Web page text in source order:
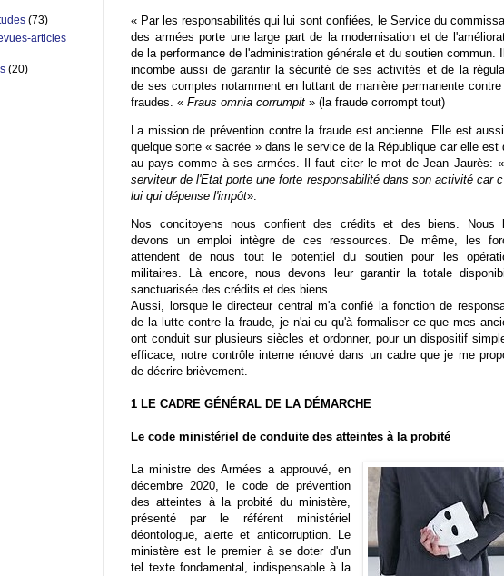
« Par les responsabilités qui lui sont confiées, le Service du
des armées porte une large part de la modernisation et de
de la performance de l'administration générale et du soutien commun.
incombe aussi de garantir la sécurité de ses activités et de la
de ses comptes notamment en luttant de manière permanente contre
fraudes. « Fraus omnia corrumpit » (la fraude corrompt tout)
La mission de prévention contre la fraude est ancienne. Elle est
quelque sorte « sacrée » dans le service de la République car elle est
au pays comme à ses armées. Il faut citer le mot de Jean Jaurès: «
serviteur de l'Etat porte une forte responsabilité dans son activité car
lui qui dépense l'impôt».
Nos concitoyens nous confient des crédits et des biens. Nous
devons un emploi intègre de ces ressources. De même, les
attendent de nous tout le potentiel du soutien pour les
militaires. Là encore, nous devons leur garantir la totale
sanctuarisée des crédits et des biens.
Aussi, lorsque le directeur central m'a confié la fonction de
de la lutte contre la fraude, je n'ai eu qu'à formaliser ce que mes
ont conduit sur plusieurs siècles et ordonner, pour un dispositif
efficace, notre contrôle interne rénové dans un cadre que je me
de décrire brièvement.
1 LE CADRE GÉNÉRAL DE LA DÉMARCHE
Le code ministériel de conduite des atteintes à la probité
La ministre des Armées a approuvé, en
décembre 2020, le code de prévention
des atteintes à la probité du ministère,
présenté par le référent ministériel
déontologue, alerte et anticorruption. Le
ministère est le premier à se doter d'un
tel texte fondamental, indispensable à la
(73)
articles
(20)